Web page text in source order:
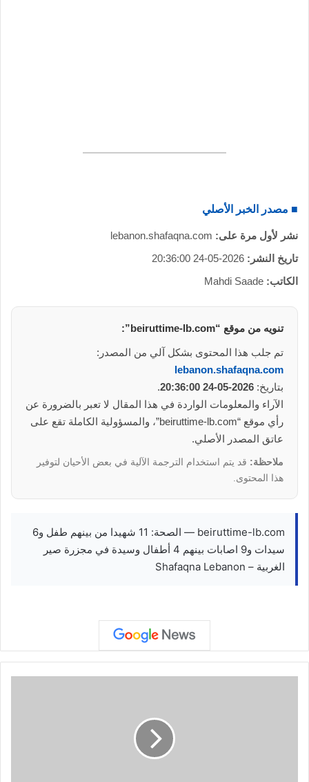
■ مصدر الخبر الأصلي
نشر لأول مرة على: lebanon.shafaqna.com
تاريخ النشر: 2026-05-24 20:36:00
الكاتب: Mahdi Saade
تنويه من موقع “beiruttime-lb.com”:
تم جلب هذا المحتوى بشكل آلي من المصدر:
lebanon.shafaqna.com
بتاريخ: 2026-05-24 20:36:00
.
الآراء والمعلومات الواردة في هذا المقال لا تعبر بالضرورة عن
رأي موقع “beiruttime-lb.com”، والمسؤولية الكاملة تقع على
عاتق المصدر الأصلي.
ملاحظة: قد يتم استخدام الترجمة الآلية في بعض الأحيان لتوفير
هذا المحتوى.
beiruttime-lb.com — الصحة: 11 شهيدا من بينهم طفل و6
سيدات و9 اصابات بينهم 4 أطفال وسيدة في مجزرة صير
الغربية – Shafaqna Lebanon